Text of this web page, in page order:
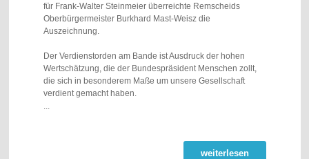
für Frank-Walter Steinmeier überreichte Remscheids
Oberbürgermeister Burkhard Mast-Weisz die
Auszeichnung.
Der Verdienstorden am Bande ist Ausdruck der hohen
Wertschätzung, die der Bundespräsident Menschen zollt,
die sich in besonderem Maße um unsere Gesellschaft
verdient gemacht haben.
...
weiterlesen